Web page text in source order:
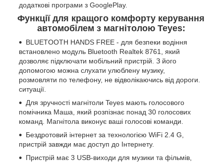
додаткові програми з GooglePlay.
Функції для кращого комфорту керування
автомобілем з магнітолою Teyes:
BLUETOOTH HANDS FREE - для безпеки водіння
встановлено модуль Bluetooth Realtek 8761, який
дозволяє підключати мобільний пристрій. З його
допомогою можна слухати улюблену музику,
розмовляти по телефону, не відволікаючись від дороги.
ситуації.
Для зручності магнітоли Teyes мають голосового
помічника Маша, який розпізнає понад 30 голосових
команд. Магнітола виконує ваші голосові команди.
Бездротовий інтернет за технологією WiFi 2.4 G,
пристрій завжди має доступ до Інтернету.
Пристрій має 3 USB-виходи для музики та фільмів,